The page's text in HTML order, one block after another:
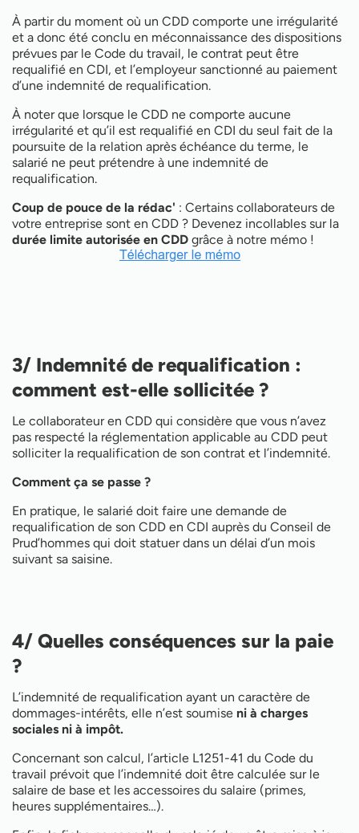
À partir du moment où un CDD comporte une irrégularité
et a donc été conclu en méconnaissance des dispositions
prévues par le Code du travail, le contrat peut être
requalifié en CDI, et l’employeur sanctionné au paiement
d’une indemnité de requalification.
À noter que lorsque le CDD ne comporte aucune
irrégularité et qu’il est requalifié en CDI du seul fait de la
poursuite de la relation après échéance du terme, le
salarié ne peut prétendre à une indemnité de
requalification.
Coup de pouce de la rédac' : Certains collaborateurs de
votre entreprise sont en CDD ? Devenez incollables sur la
durée limite autorisée en CDD grâce à notre mémo !
3/ Indemnité de requalification :
comment est-elle sollicitée ?
Le collaborateur en CDD qui considère que vous n’avez
pas respecté la réglementation applicable au CDD peut
solliciter la requalification de son contrat et l’indemnité.
Comment ça se passe ?
En pratique, le salarié doit faire une demande de
requalification de son CDD en CDI auprès du Conseil de
Prud’hommes qui doit statuer dans un délai d’un mois
suivant sa saisine.
4/ Quelles conséquences sur la paie
?
L’indemnité de requalification ayant un caractère de
dommages-intérêts, elle n’est soumise ni à charges
sociales ni à impôt.
Concernant son calcul, l’article L1251-41 du Code du
travail prévoit que l’indemnité doit être calculée sur le
salaire de base et les accessoires du salaire (primes,
heures supplémentaires…).